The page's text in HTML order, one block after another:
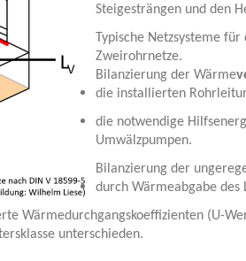
Steigesträngen und den
Typische Netzsysteme
Zweirohrnetze.
Bilanzierung der Wärme
die installierten
die notwendige
Umwälzpumpen.
Bilanzierung der
durch Wärmeabgabe des
Wärmedurchgangskoeffizienten (U-
unterschieden.